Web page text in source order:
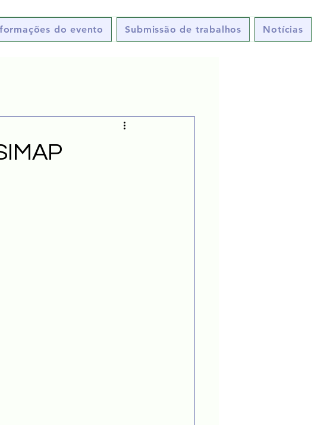
do evento Submissão de trabalhos Notícias